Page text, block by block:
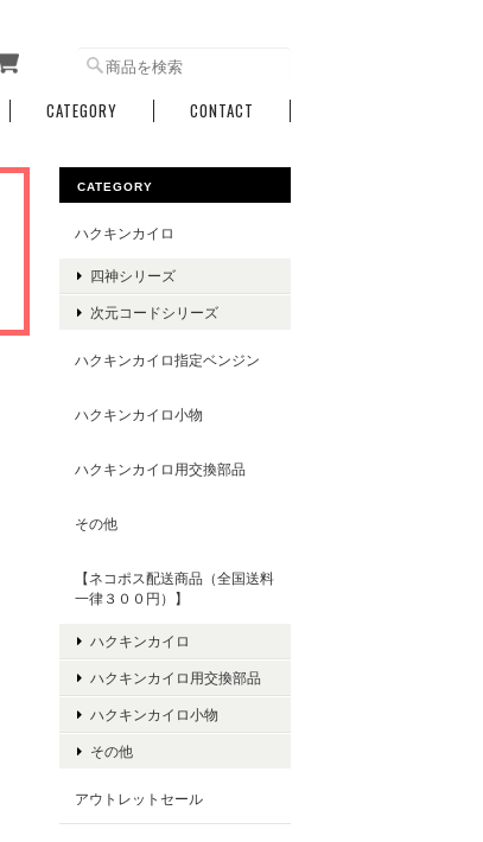
CATEGORY CONTACT
CATEGORY
ハクキンカイロ
四神シリーズ
次元コードシリーズ
ハクキンカイロ指定ベンジン
ハクキンカイロ小物
ハクキンカイロ用交換部品
その他
【ネコポス配送商品（全国送料
一律３００円）】
ハクキンカイロ
ハクキンカイロ用交換部品
ハクキンカイロ小物
その他
アウトレットセール